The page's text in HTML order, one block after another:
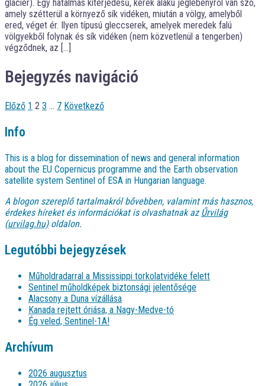
glacier). Egy hatalmas kiterjedésű, kerek alakú jéglebenyről van szó,
amely szétterül a környező sík vidéken, miután a völgy, amelyből
ered, véget ér. Ilyen típusú gleccserek, amelyek meredek falú
völgyekből folynak és sík vidéken (nem közvetlenül a tengerben)
végződnek, az […]
Bejegyzés navigáció
Előző 1 2 3 … 7 Következő
Info
This is a blog for dissemination of news and general information
about the EU Copernicus programme and the Earth observation
satellite system Sentinel of ESA in Hungarian language.
A blogon szereplő tartalmakról bővebben, valamint más hasznos,
érdekes híreket és információkat is olvashatnak azŰrvilág
(urvilag.hu)oldalon.
Legutóbbi bejegyzések
Műholdradarral a Mississippi torkolatvidéke felett
Sentinel műholdképek biztonsági jelentősége
Alacsony a Duna vízállása
Kanada rejtett óriása, a Nagy-Medve-tó
Ég veled, Sentinel-1A!
Archívum
2026 augusztus